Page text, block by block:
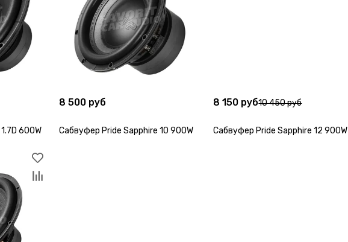
600W
8 500 руб
Сабвуфер Pride Sapphire 10 900W
8 150 руб10 450 руб
Сабвуфер Pride Sapphire 12 900W